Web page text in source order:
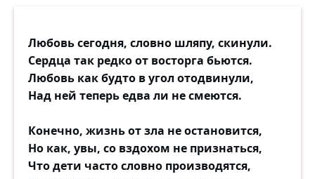
Любовь сегодня, словно шляпу, скинули.
Сердца так редко от восторга бьются.
Любовь как будто в угол отодвинули,
Над ней теперь едва ли не смеются.
Конечно, жизнь от зла не остановится,
Но как, увы, со вздохом не признаться,
Что дети часто словно производятся,